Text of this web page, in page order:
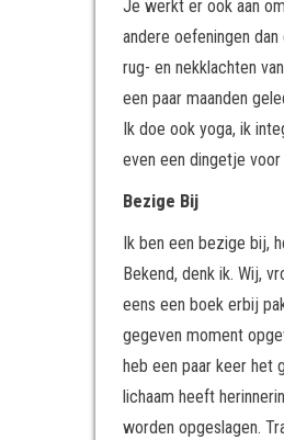
Je werkt er ook aan
andere oefeningen
rug- en nekklachten
een paar maanden
Ik doe ook yoga, ik
even een dingetje voor
Bezige Bij
Ik ben een bezige bij,
Bekend, denk ik. Wij,
eens een boek erbij
gegeven moment
heb een paar keer het
lichaam heeft
worden opgeslagen.